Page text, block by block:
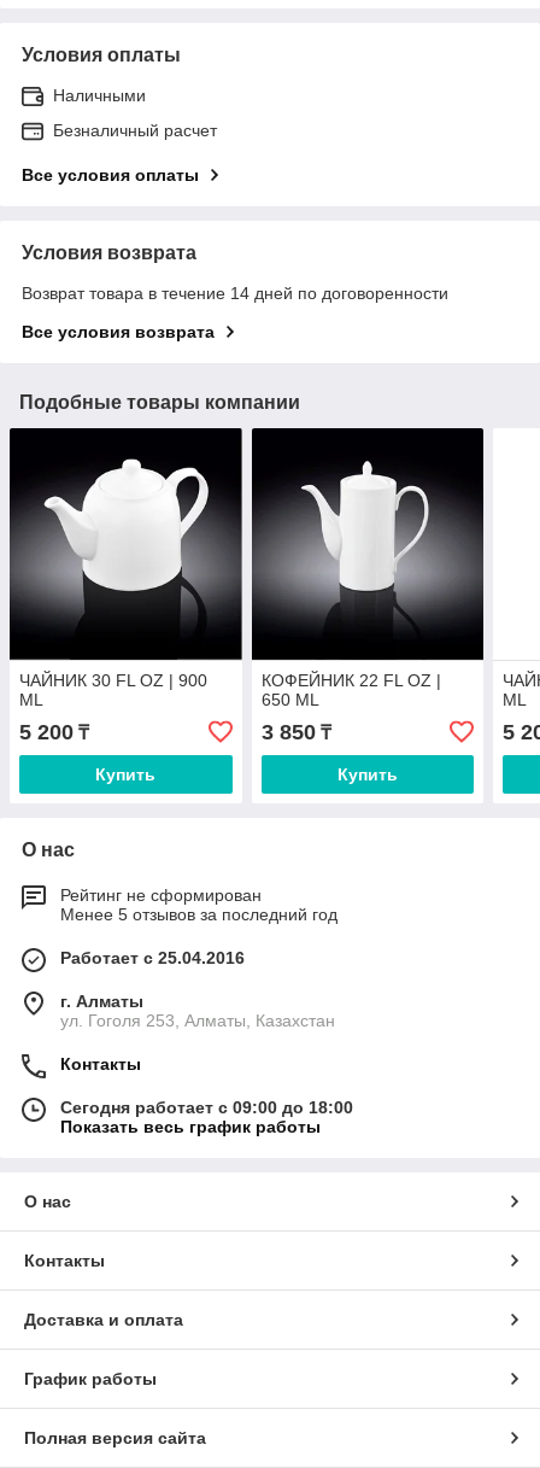
Условия оплаты
Наличными
Безналичный расчет
Все условия оплаты
Условия возврата
Возврат товара в течение 14 дней по договоренности
Все условия возврата
Подобные товары компании
ЧАЙНИК 30 FL OZ | 900
ML
5 200 ₸
Купить
КОФЕЙНИК 22 FL OZ |
650 ML
3 850₸
Купить
ML
5
О нас
Рейтинг не сформирован
Менее 5 отзывов за последний год
Работает с 25.04.2016
г. Алматы
ул. Гоголя 253, Алматы, Казахстан
Контакты
Сегодня работает с 09:00 до 18:00
Показать весь график работы
О нас
Контакты
Доставка и оплата
График работы
Полная версия сайта